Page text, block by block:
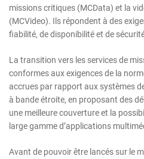
missions critiques (MCData) et la
(MCVideo). Ils répondent à des
fiabilité, de disponibilité et de
La transition vers les services de
conformes aux exigences de la
accrues par rapport aux systèmes
à bande étroite, en proposant des
une meilleure couverture et la
large gamme d’applications
Avant de pouvoir être lancés sur le